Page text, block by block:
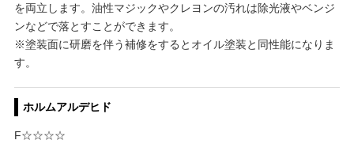
を両立します。油性マジックやクレヨンの汚れは除光液やベンジ
ンなどで落とすことができます。
※塗装面に研磨を伴う補修をするとオイル塗装と同性能になりま
す。
ホルムアルデヒド
F☆☆☆☆